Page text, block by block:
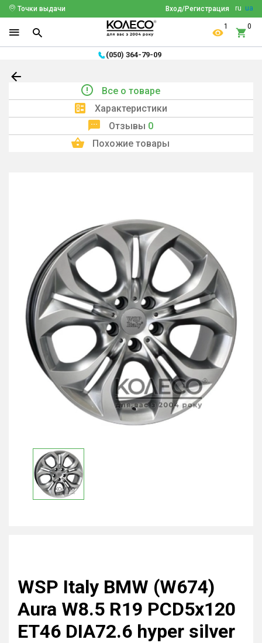
ru ua
Вход/Регистрация
Точки выдачи
1 0
(050) 364-79-09
Все о товаре
Характеристики
Отзывы 0
Похожие товары
WSP Italy BMW (W674)
Aura W8.5 R19 PCD5x120
ET46 DIA72.6 hyper silver